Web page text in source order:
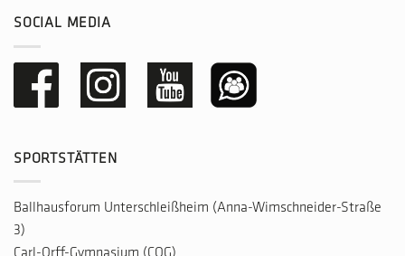
SOCIAL MEDIA
SPORTSTÄTTEN
Ballhausforum Unterschleißheim (Anna-Wimschneider-Straße
3)